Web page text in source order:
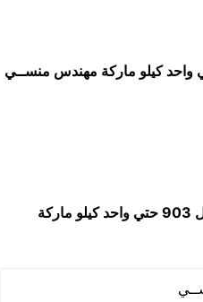
موديل 903 حتي واحد كيلو ماركة